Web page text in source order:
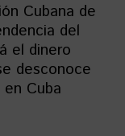
Cubana de
del
el dinero
desconoce
Cuba